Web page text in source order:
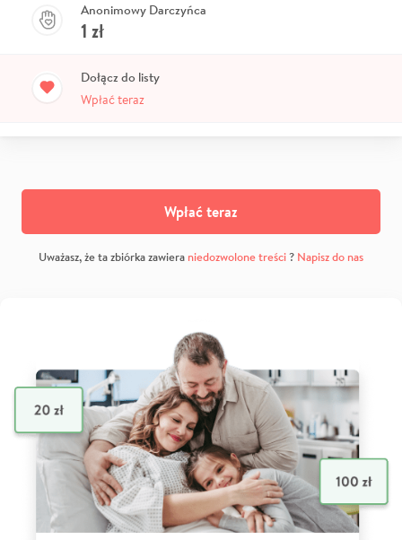
Anonimowy Darczyńca
1 zł
Dołącz do listy
Wpłać teraz
Wpłać teraz
Uważasz, że ta zbiórka zawiera niedozwolone treści? Napisz do nas